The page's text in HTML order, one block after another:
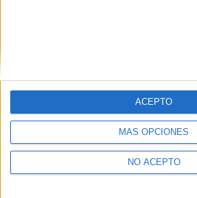
MÁS OPCIONES
NO ACEPTO
ACEPTO
Quiénes somos|Contactar|
Aviso legal|Politica de privacidad|
de cookies
© 2003-2026Compás Mediterráneo S.L.-